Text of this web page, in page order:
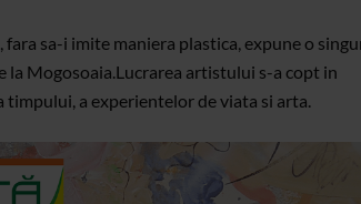
sa-i imite maniera plastica, expune o
la Mogosoaia.Lucrarea artistului s-a copt in
a experientelor de viata si arta.